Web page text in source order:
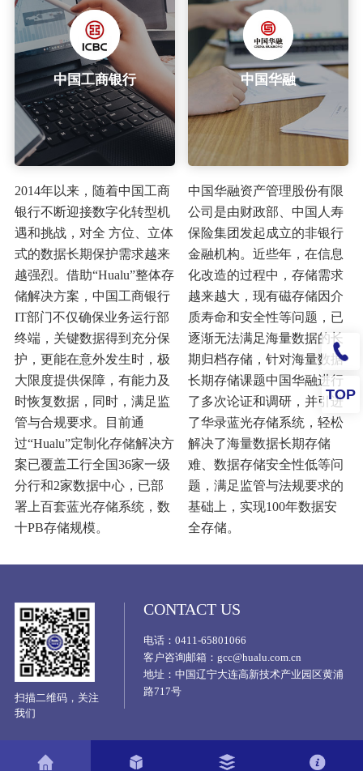
中国工商银行
2014年以来，随着中国工商
银行不断迎接数字化转型机
遇和挑战，对全 方位、立体
式的数据长期保护需求越来
越强烈。借助“Hualu”整体存
储解决方案，中国工商银行
IT部门不仅确保业务运行部
终端，关键数据得到充分保
护，更能在意外发生时，极
大限度提供保障，有能力及
时恢复数据，同时，满足监
管与合规要求。目前通
过“Hualu”定制化存储解决方
案已覆盖工行全国36家一级
分行和2家数据中心，已部
署上百套蓝光存储系统，数
十PB存储规模。
中国华融
中国华融资产管理股份有限
公司是由财政部、中国人寿
保险集团发起成立的非银行
金融机构。近些年，在信息
化改造的过程中，存储需求
越来越大，现有磁存储因介
质寿命和安全性等问题，已
逐渐无法满足海量数据的长
期归档存储，针对海量数据
长期存储课题中国华融进行
了多次论证和调研，并引进
了华录蓝光存储系统，轻松
解决了海量数据长期存储
难、数据存储安全性低等问
题，满足监管与法规要求的
基础上，实现100年数据安
全存储。
扫描二维码，关注
我们
CONTACT US
电话：0411-65801066
客户咨询邮箱：gcc@hualu.com.cn
地址：中国辽宁大连高新技术产业园区黄浦
路717号
TOP